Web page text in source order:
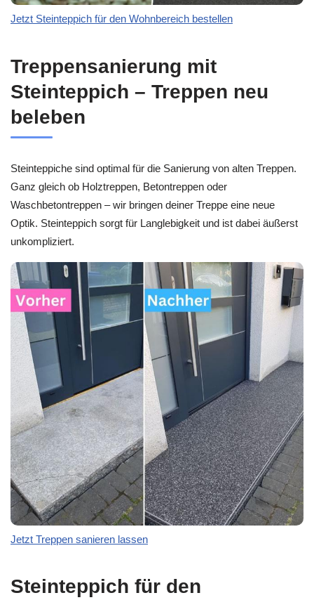
Jetzt Steinteppich für den Wohnbereich bestellen
Treppensanierung mit
Steinteppich – Treppen neu
beleben
Steinteppiche sind optimal für die Sanierung von alten Treppen.
Ganz gleich ob Holztreppen, Betontreppen oder
Waschbetontreppen – wir bringen deiner Treppe eine neue
Optik. Steinteppich sorgt für Langlebigkeit und ist dabei äußerst
unkompliziert.
Jetzt Treppen sanieren lassen
Steinteppich für den